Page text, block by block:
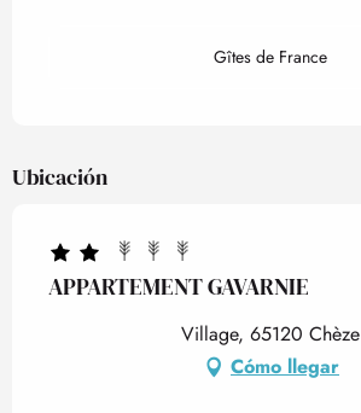
Gîtes de France
Ubicación
APPARTEMENT GAVARNIE
Village, 65120 Chèze
Cómo llegar